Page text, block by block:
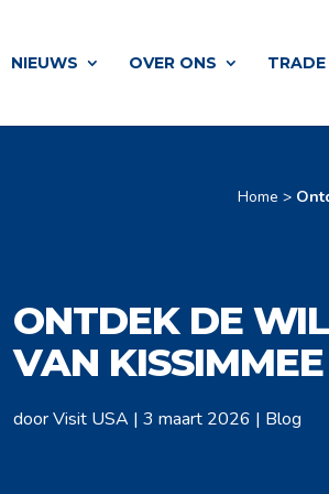
NIEUWS OVER ONS TRADE
Home >
ONTDEK DE
VAN KISSIMMEE
doorVisit USA | 3 maart 2026 | Blog